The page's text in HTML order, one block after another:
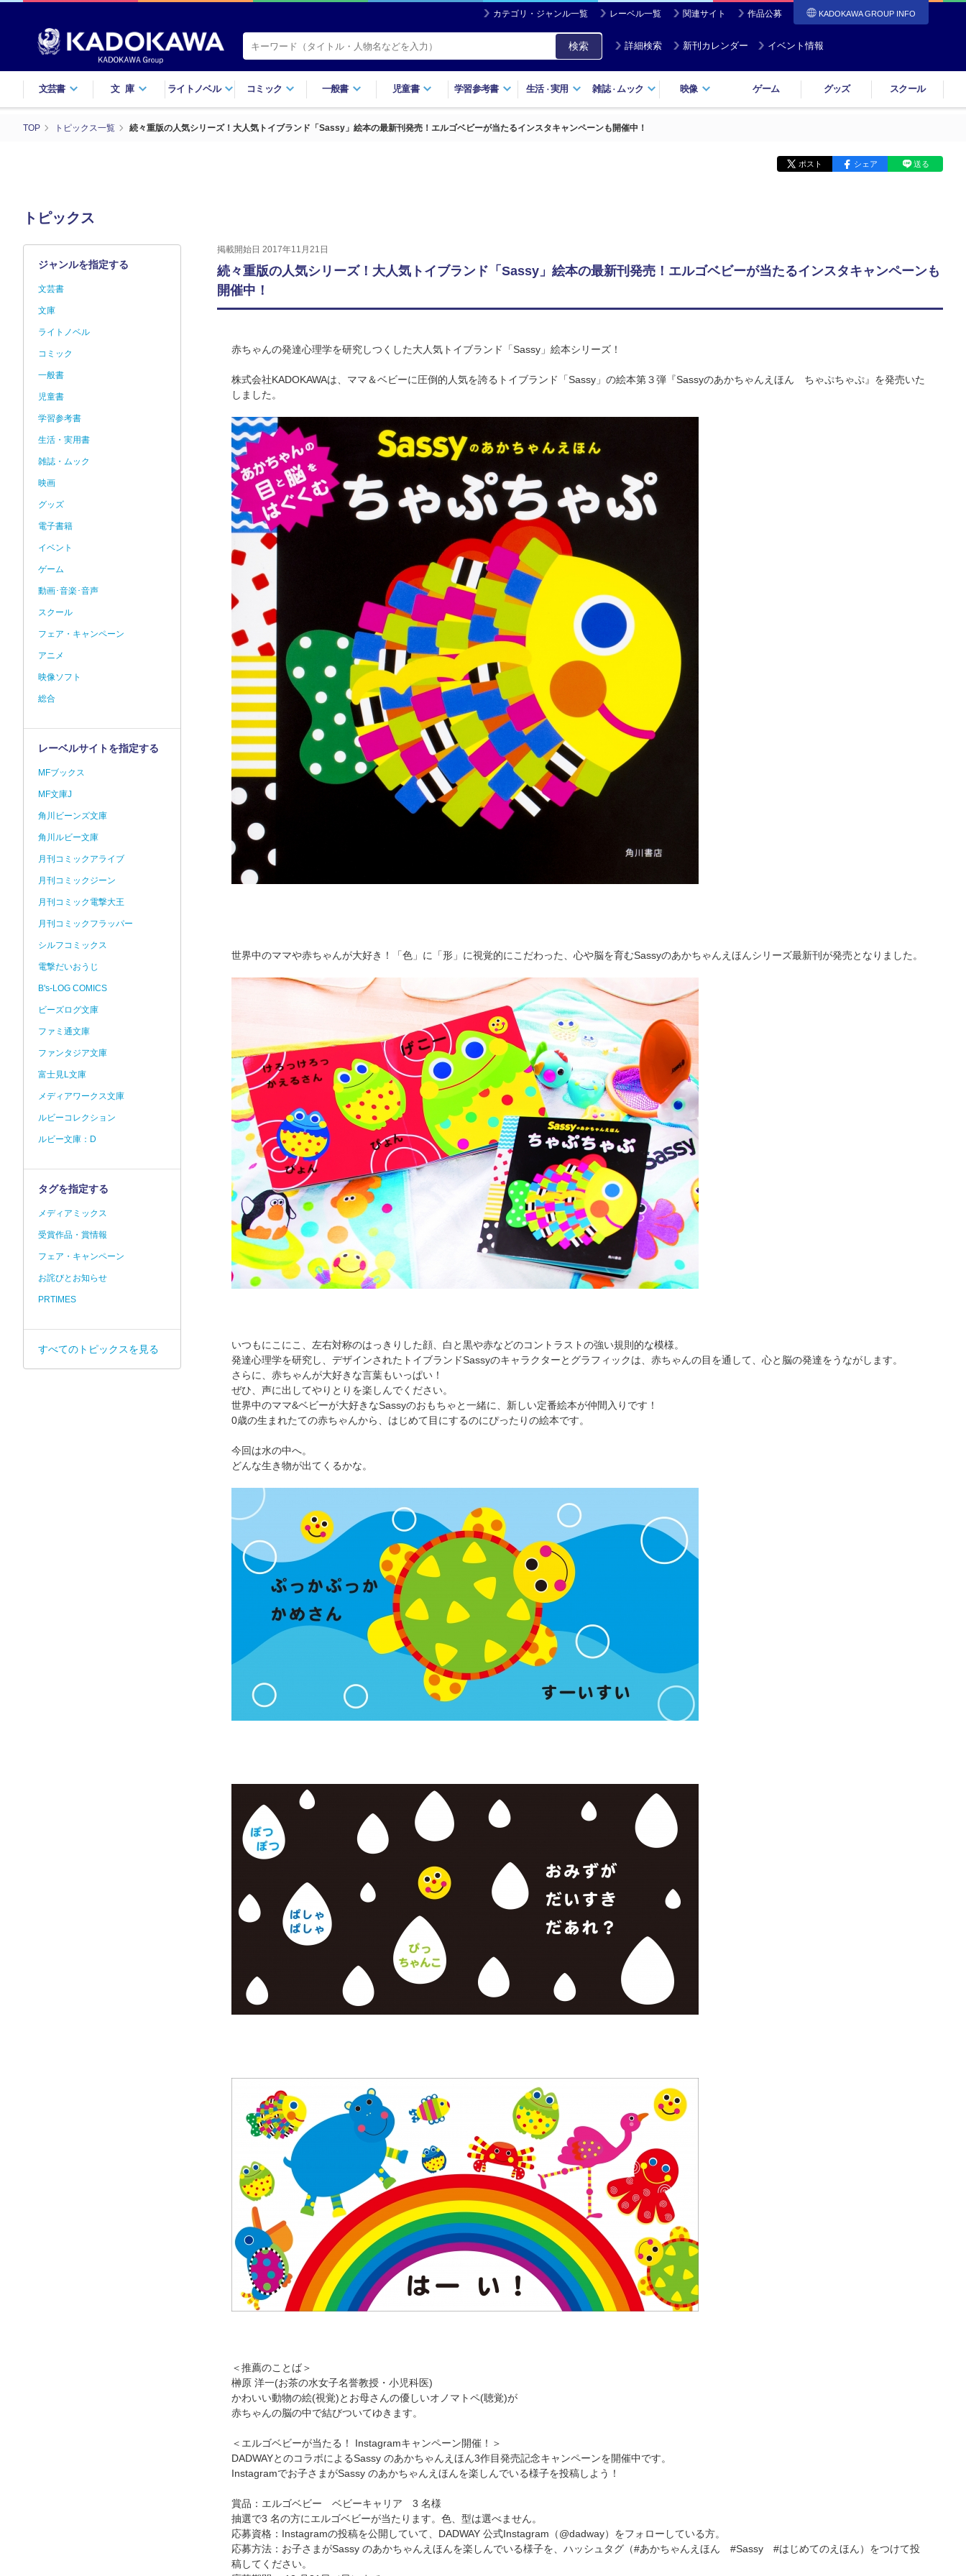
カテゴリ・ジャンル一覧 レーベル一覧 関連サイト 作品公募 KADOKAWA GROUP INFO
検索 詳細検索 新刊カレンダー イベント情報
文芸書 文庫 ライトノベル コミック 一般書 児童書 学習参考書 生活・実用 雑誌・ ムック 映像 ゲーム グッズ スクール
TOP トピックス一覧 続々重版の人気シリーズ！大人気トイブランド「Sassy」絵本の最新刊発売！エルゴベビーが当たるインスタキャンペーンも開催中！
ポスト シェア 送る
トピックス
掲載開始日 2017年11月21日
続々重版の人気シリーズ！大人気トイブランド「Sassy」絵本の最新刊発売！エルゴベビーが当たるインスタキャンペーンも
開催中！
赤ちゃんの発達心理学を研究しつくした大人気トイブランド「Sassy」絵本シリーズ！
株式会社KADOKAWAは、ママ＆ベビーに圧倒的人気を誇るトイブランド「Sassy」の絵本第３弾『Sassyのあかちゃんえほん ちゃぷちゃぷ』を発売いた
しました。
世界中のママや赤ちゃんが大好き！「色」に「形」に視覚的にこだわった、心や脳を育むSassyのあかちゃんえほんシリーズ最新刊が発売となりました。
いつもにこにこ、左右対称のはっきりした顔、白と黒や赤などのコントラストの強い規則的な模様。
発達心理学を研究し、デザインされたトイブランドSassyのキャラクターとグラフィックは、赤ちゃんの目を通して、心と脳の発達をうながします。
さらに、赤ちゃんが大好きな言葉もいっぱい！
ぜひ、声に出してやりとりを楽しんでください。
世界中のママ&ベビーが大好きなSassyのおもちゃと一緒に、新しい定番絵本が仲間入りです！
0歳の生まれたての赤ちゃんから、はじめて目にするのにぴったりの絵本です。
今回は水の中へ。
どんな生き物が出てくるかな。
＜推薦のことば＞
榊原 洋一(お茶の水女子名誉教授・小児科医)
かわいい動物の絵(視覚)とお母さんの優しいオノマトペ(聴覚)が
赤ちゃんの脳の中で結びついてゆきます。
＜エルゴベビーが当たる！ Instagramキャンペーン開催！＞
DADWAYとのコラボによるSassy のあかちゃんえほん3作目発売記念キャンペーンを開催中です。
Instagramでお子さまがSassy のあかちゃんえほんを楽しんでいる様子を投稿しよう！
賞品：エルゴベビー ベビーキャリア 3 名様
抽選で3 名の方にエルゴベビーが当たります。色、型は選べません。
応募資格：Instagramの投稿を公開していて、DADWAY 公式Instagram（@dadway）をフォローしている方。
応募方法：お子さまがSassy のあかちゃんえほんを楽しんでいる様子を、ハッシュタグ（#あかちゃんえほん #Sassy #はじめてのえほん）をつけて投
稿してください。
ジャンルを指定する
文芸書
文庫
ライトノベル
コミック
一般書
児童書
学習参考書
生活・実用書
雑誌・ムック
映画
グッズ
電子書籍
イベント
ゲーム
動画･音楽･音声
スクール
フェア・キャンペーン
アニメ
映像ソフト
総合
レーベルサイトを指定する
MFブックス
MF文庫J
角川ビーンズ文庫
角川ルビー文庫
月刊コミックアライブ
月刊コミックジーン
月刊コミック電撃大王
月刊コミックフラッパー
シルフコミックス
電撃だいおうじ
B's-LOG COMICS
ビーズログ文庫
ファミ通文庫
ファンタジア文庫
富士見L文庫
メディアワークス文庫
ルビーコレクション
ルビー文庫：D
タグを指定する
メディアミックス
受賞作品・賞情報
フェア・キャンペーン
お詫びとお知らせ
PRTIMES
すべてのトピックスを見る